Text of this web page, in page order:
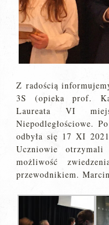
Z radością
3S (opieka prof.
Laureata VI
Niepodległościowe.
odbyła się 17 XI
Uczniowie
możliwość
przewodnikiem.